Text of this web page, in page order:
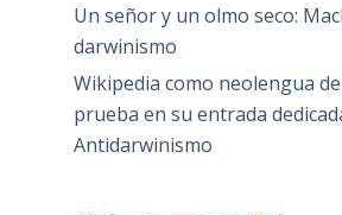
Un señor y un olmo seco:
darwinismo
Wikipedia como neolengua
prueba en su entrada
Antidarwinismo